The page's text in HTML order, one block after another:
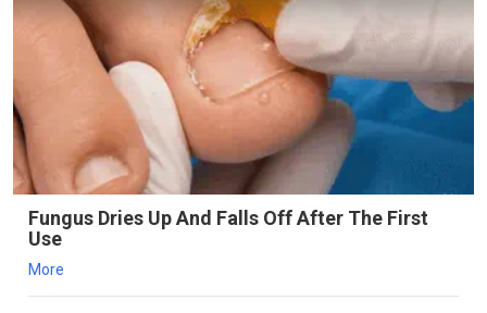
Fungus Dries Up And Falls Off After The First
Use
More